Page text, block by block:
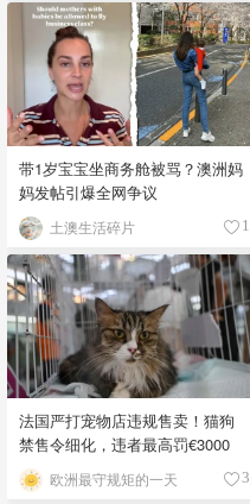
带1岁宝宝坐商务舱被骂？澳洲妈
妈发帖引爆全网争议
土澳生活碎片 1
法国严打宠物店违规售卖！猫狗
禁售令细化，违者最高罚€3000
欧洲最守规矩的一天 3